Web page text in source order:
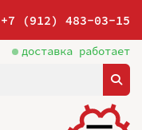
+7 (912) 483-03-15
доставка работает